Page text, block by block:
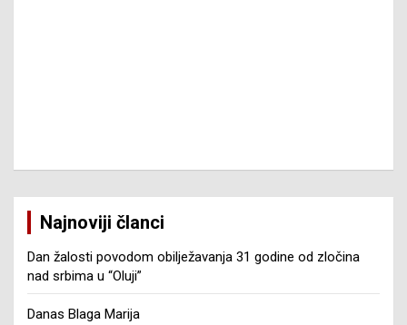
Najnoviji članci
Dan žalosti povodom obilježavanja 31 godine od zločina
nad srbima u “Oluji”
Danas Blaga Marija